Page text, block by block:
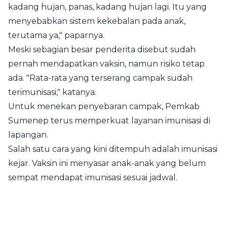
kadang hujan, panas, kadang hujan lagi. Itu yang
menyebabkan sistem kekebalan pada anak,
terutama ya," paparnya.
Meski sebagian besar penderita disebut sudah
pernah mendapatkan vaksin, namun risiko tetap
ada. "Rata-rata yang terserang campak sudah
terimunisasi," katanya.
Untuk menekan penyebaran campak, Pemkab
Sumenep terus memperkuat layanan imunisasi di
lapangan.
Salah satu cara yang kini ditempuh adalah imunisasi
kejar. Vaksin ini menyasar anak-anak yang belum
sempat mendapat imunisasi sesuai jadwal.